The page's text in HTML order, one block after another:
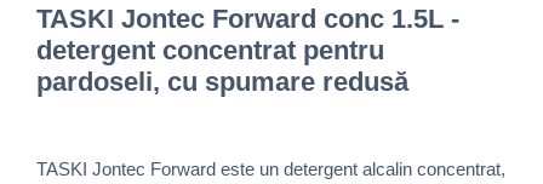
TASKI Jontec Forward conc 1.5L -
detergent concentrat pentru
pardoseli, cu spumare redusă
TASKI Jontec Forward este un detergent alcalin concentrat,